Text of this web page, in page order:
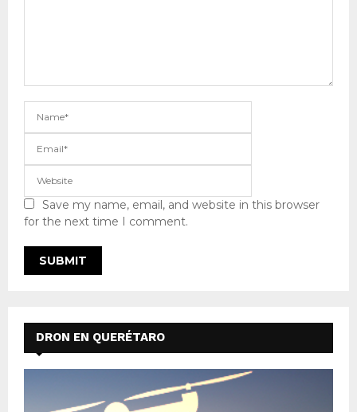
Save my name, email, and website in this browser
for the next time I comment.
DRON EN QUERÉTARO